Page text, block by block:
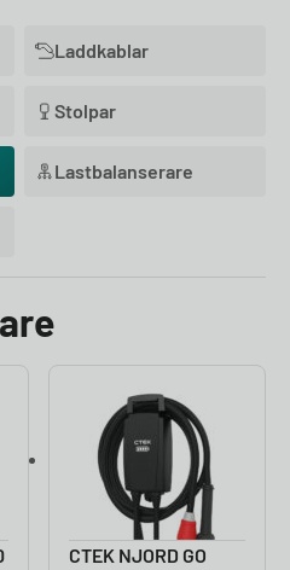
Laddkablar
Stolpar
Lastbalanserare
CTEK NJORD GO